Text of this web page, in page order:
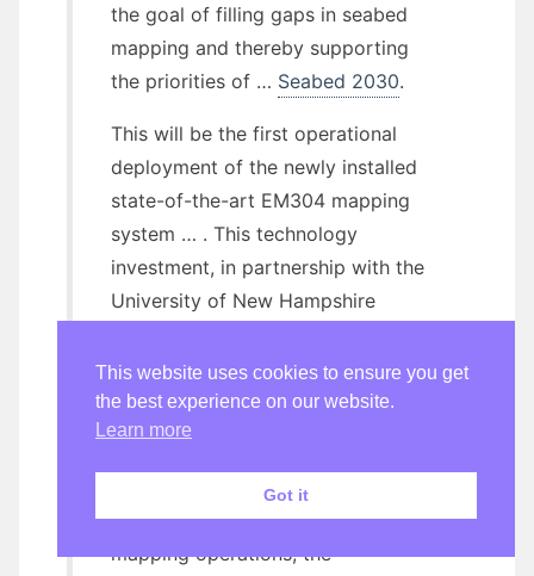
the goal of filling gaps in seabed
mapping and thereby supporting
the priorities of … Seabed 2030.
This will be the first operational
deployment of the newly installed
state-of-the-art EM304 mapping
system … . This technology
investment, in partnership with the
University of New Hampshire
and Kongsberg, will enable us to
expand our mapping and
exploration capabilities to depths
never before reached.
In addition to continuous seafloor
mapping operations, the
This website uses cookies to ensure you get
the best experience on our website.
Learn more
Got it